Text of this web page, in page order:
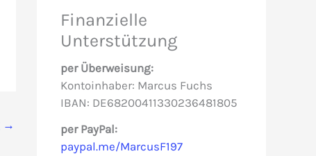
→
n
a
c
h
:
Finanzielle
Unterstützung
per Überweisung:
Kontoinhaber: Marcus Fuchs
IBAN: DE68200411330236481805
per PayPal:
paypal.me/MarcusF197